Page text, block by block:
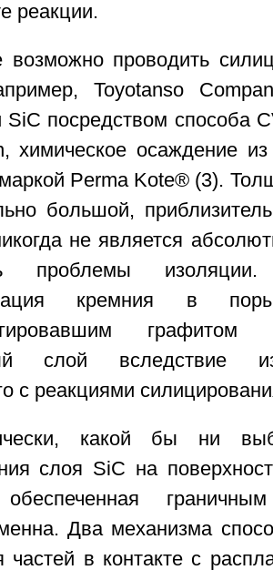
реакции.
возможно проводить
Toyotanso
SiC посредством способа
химическое осаждение
Perma Kote® (3).
большой,
не является
проблемы
кремния в
графитом
слой вследствие
с реакциями
какой бы ни
слоя SiC на
обеспеченная
Два механизма
частей в контакте с